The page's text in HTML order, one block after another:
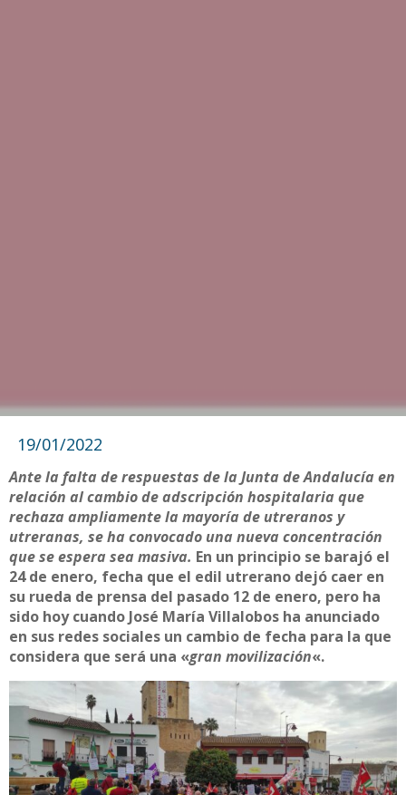
19/01/2022
Ante la falta de respuestas de la Junta de Andalucía en
relación al cambio de adscripción hospitalaria que
rechaza ampliamente la mayoría de utreranos y
utreranas, se ha convocado una nueva concentración
que se espera sea masiva. En un principio se barajó el
24 de enero, fecha que el edil utrerano dejó caer en
su rueda de prensa del pasado 12 de enero, pero ha
sido hoy cuando José María Villalobos ha anunciado
en sus redes sociales un cambio de fecha para la que
considera que será una «gran movilización«.